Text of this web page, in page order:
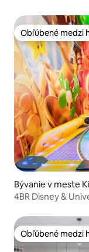
Obľúbené medzi
Obľúbené medzi
Bývanie v meste
4BR Disney &
Obľúbené medzi
Obľúbené medzi